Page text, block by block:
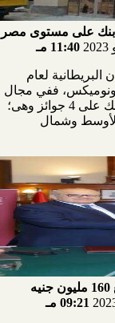
كأفضل بنك على مستوى مصر
11:40 مـ
يوربيان البريطانية لعام
ففي مجال
الأموال والمراسلين والمؤسسات المالية حاز البنك على 4 جوائز وهى؛
وشمال
بنك مصر يدعم مستشفيات جامعة القاهرة بمبلغ 160 مليون جنيه
09:21 مـ